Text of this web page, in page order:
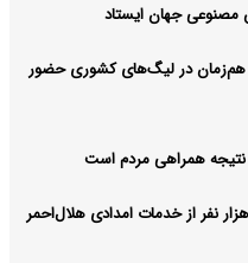
مصنوعی جهان ایستاد
ووشو فارس هم‌زمان در لیگ‌های کشوری حضور
همراهی مردم است
ثبت ۷۴۸ حادثه در فارس؛ بیش از ۴ هزار نفر از خدمات امدادی هلال‌احمر